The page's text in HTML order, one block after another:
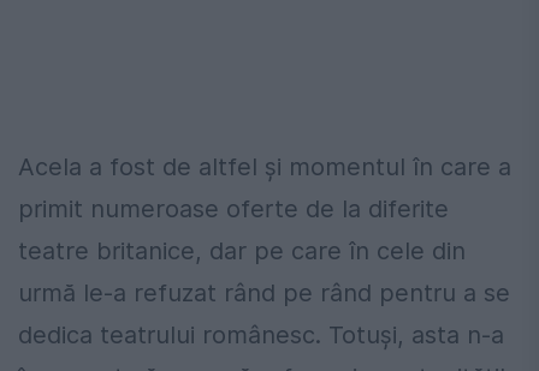
Acela a fost de altfel şi momentul în care a
primit numeroase oferte de la diferite
teatre britanice, dar pe care în cele din
urmă le-a refuzat rând pe rând pentru a se
dedica teatrului românesc. Totuşi, asta n-a